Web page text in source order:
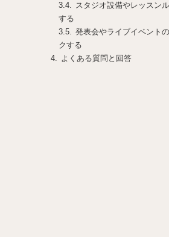
スタジオ設備やレッスン
する
発表会やライブイベント
クする
よくある質問と回答